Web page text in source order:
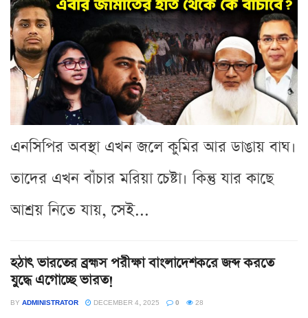
এনসিপির অবস্থা এখন জলে কুমির আর ডাঙায় বাঘ।
তাদের এখন বাঁচার মরিয়া চেষ্টা। কিন্তু যার কাছে
আশ্রয় নিতে যায়, সেই...
হঠাৎ ভারতের ব্রহ্মস পরীক্ষা বাংলাদেশকরে জব্দ করতে
যুদ্ধে এগোচ্ছে ভারত!
BY ADMINISTRATOR DECEMBER 4, 2025 0 28